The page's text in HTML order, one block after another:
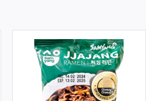
MÌ TƯƠNG ĐEN JJAJANG
RAMEN SAMYANG 80G